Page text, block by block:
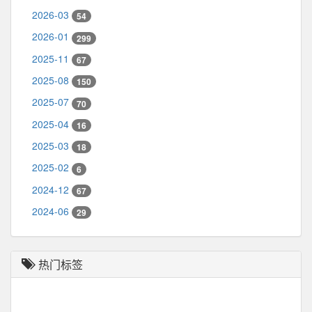
2026-03 54
2026-01 299
2025-11 67
2025-08 150
2025-07 70
2025-04 16
2025-03 18
2025-02 6
2024-12 67
2024-06 29
热门标签